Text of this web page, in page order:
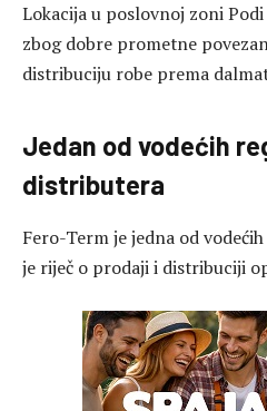
Lokacija u poslovnoj zoni
zbog dobre prometne
distribuciju robe prema
Jedan od vodećih
distributera
Fero-Term je jedna od
je riječ o prodaji i distribuciji